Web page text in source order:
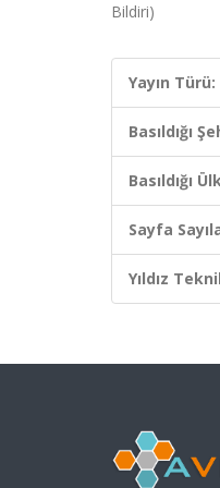
Bildiri)
Yayın Türü:
Basıldığı
Basıldığı
Sayfa
Yıldız